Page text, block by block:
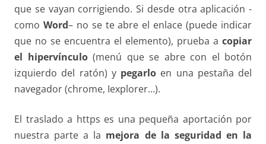
que se vayan corrigiendo. Si desde otra aplicación -
como Word– no se te abre el enlace (puede indicar
que no se encuentra el elemento), prueba a copiar
el hipervínculo(menú que se abre con el botón
izquierdo del ratón) y pegarlo en una pestaña del
navegador (chrome, Iexplorer…).
El traslado a https es una pequeña aportación por
nuestra parte a la mejora de la seguridad en la